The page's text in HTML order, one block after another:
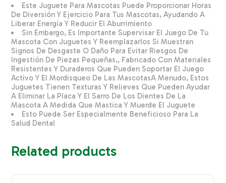
Este Juguete Para Mascotas Puede Proporcionar Horas
De Diversión Y Ejercicio Para Tus Mascotas, Ayudando A
Liberar Energía Y Reducir El Aburrimiento
Sin Embargo, Es Importante Supervisar El Juego De Tu
Mascota Con Juguetes Y Reemplazarlos Si Muestran
Signos De Desgaste O Daño Para Evitar Riesgos De
Ingestión De Piezas Pequeñas,, Fabricado Con Materiales
Resistentes Y Duraderos Que Pueden Soportar El Juego
Activo Y El Mordisqueo De Las MascotasA Menudo, Estos
Juguetes Tienen Texturas Y Relieves Que Pueden Ayudar
A Eliminar La Placa Y El Sarro De Los Dientes De La
Mascota A Medida Que Mastica Y Muerde El Juguete
Esto Puede Ser Especialmente Beneficioso Para La
Salud Dental
Related products